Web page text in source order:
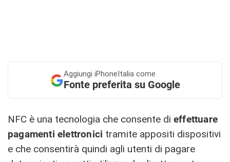
Aggiungi iPhoneItalia come
Fonte preferita su Google
NFC è una tecnologia che consente di effettuare
pagamenti elettronici tramite appositi dispositivi
e che consentirà quindi agli utenti di pagare